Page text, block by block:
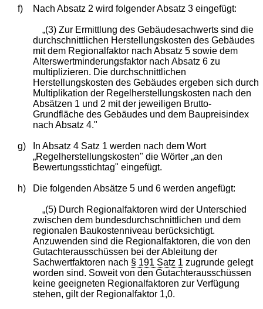
f) Nach Absatz 2 wird folgender Absatz 3 eingefügt:
„(3) Zur Ermittlung des Gebäudesachwerts sind die
durchschnittlichen Herstellungskosten des Gebäudes
mit dem Regionalfaktor nach Absatz 5 sowie dem
Alterswertminderungsfaktor nach Absatz 6 zu
multiplizieren. Die durchschnittlichen
Herstellungskosten des Gebäudes ergeben sich durch
Multiplikation der Regelherstellungskosten nach den
Absätzen 1 und 2 mit der jeweiligen Brutto-
Grundfläche des Gebäudes und dem Baupreisindex
nach Absatz 4."
g)
In Absatz 4 Satz 1 werden nach dem Wort
„Regelherstellungskosten" die Wörter „an den
Bewertungsstichtag" eingefügt.
h) Die folgenden Absätze 5 und 6 werden angefügt:
„(5) Durch Regionalfaktoren wird der Unterschied
zwischen dem bundesdurchschnittlichen und dem
regionalen Baukostenniveau berücksichtigt.
Anzuwenden sind die Regionalfaktoren, die von den
Gutachterausschüssen bei der Ableitung der
Sachwertfaktoren nach § 191 Satz 1 zugrunde gelegt
worden sind. Soweit von den Gutachterausschüssen
keine geeigneten Regionalfaktoren zur Verfügung
stehen, gilt der Regionalfaktor 1,0.